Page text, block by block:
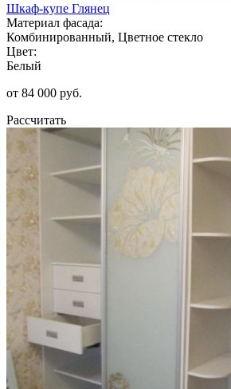
Шкаф-купе Глянец
Материал фасада:
Комбинированный, Цветное стекло
Цвет:
Белый
от 84 000 руб.
Рассчитать